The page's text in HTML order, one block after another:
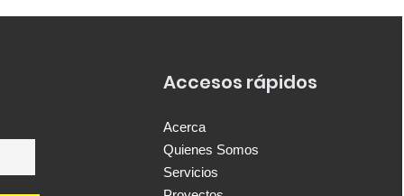
Accesos rápidos
Acerca
Quienes Somos
Servicios